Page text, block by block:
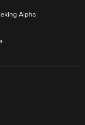
Alpha